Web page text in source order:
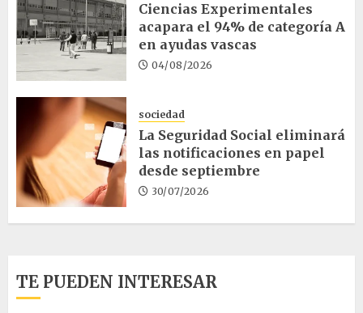
Ciencias Experimentales
acapara el 94% de categoría A
en ayudas vascas
04/08/2026
sociedad
La Seguridad Social eliminará
las notificaciones en papel
desde septiembre
30/07/2026
TE PUEDEN INTERESAR